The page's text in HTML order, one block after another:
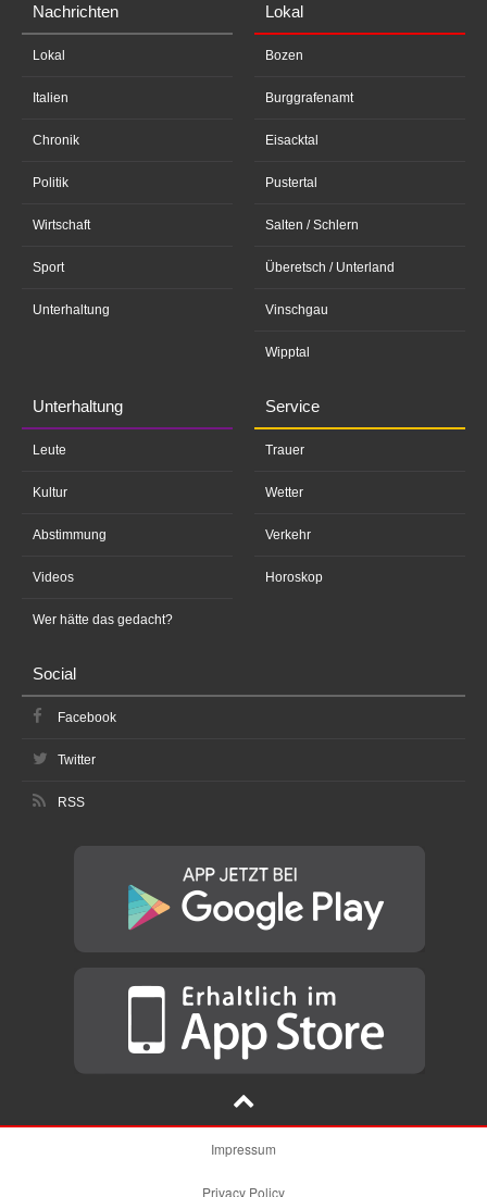
Nachrichten
Lokal
Italien
Chronik
Politik
Wirtschaft
Sport
Unterhaltung
Lokal
Bozen
Burggrafenamt
Eisacktal
Pustertal
Salten / Schlern
Überetsch / Unterland
Vinschgau
Wipptal
Unterhaltung
Leute
Kultur
Abstimmung
Videos
Wer hätte das gedacht?
Service
Trauer
Wetter
Verkehr
Horoskop
Social
Facebook
Twitter
RSS
Impressum
Privacy Policy